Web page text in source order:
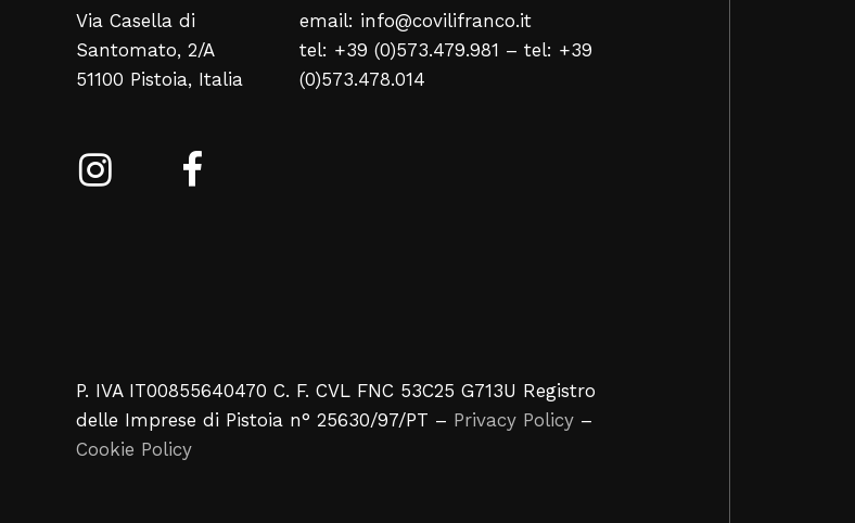
Via Casella di
Santomato, 2/A
51100 Pistoia, Italia
email: info@covilifranco.it
tel: +39 (0)573.479.981 – tel: +39
(0)573.478.014
P. IVA IT00855640470 C. F. CVL FNC 53C25 G713U Registro
delle Imprese di Pistoia n° 25630/97/PT – Privacy Policy –
Cookie Policy